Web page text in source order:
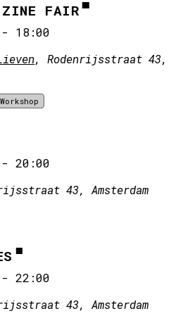
ZINE FAIR
- 18:00
, Rodenrijsstraat 43,
Workshop
-20:00
43, Amsterdam
-22:00
43, Amsterdam